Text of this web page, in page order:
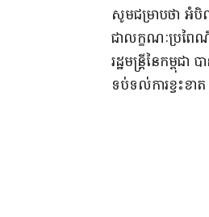
សូមជម្រាបថា អំ
ជា​លក្ខណៈ​ប្រពៃ
រដ្ឋមន្ត្រី​នៃ​កម្ពុ
ទប់ទល់​ការខ្វះខ